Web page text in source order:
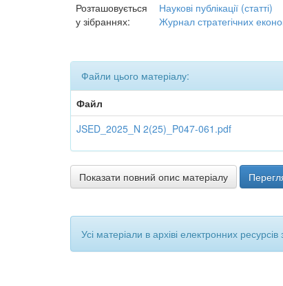
Розташовується
у зібраннях:
Наукові публікації (статті)
Журнал стратегічних
Файли цього матеріалу:
Файл
JSED_2025_N 2(25)_P047-061.pdf
Показати повний опис матеріалу
Усі матеріали в архіві електронних